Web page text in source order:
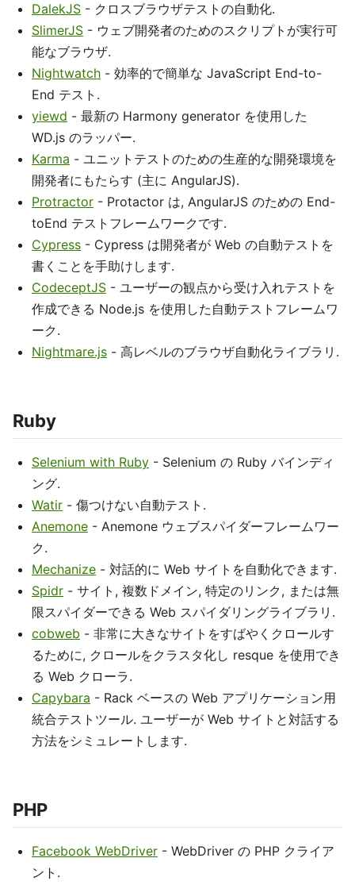
DalekJS - クロスブラウザテストの自動化.
SlimerJS - ウェブ開発者のためのスクリプトが実行可
能なブラウザ.
Nightwatch - 効率的で簡単な JavaScript End-to-
End テスト.
yiewd - 最新の Harmony generator を使用した
WD.js のラッパー.
Karma - ユニットテストのための生産的な開発環境を
開発者にもたらす (主に AngularJS).
Protractor - Protactor は, AngularJS のための End-
toEnd テストフレームワークです.
Cypress - Cypress は開発者が Web の自動テストを
書くことを手助けします.
CodeceptJS - ユーザーの観点から受け入れテストを
作成できる Node.js を使用した自動テストフレームワ
ーク.
Nightmare.js - 高レベルのブラウザ自動化ライブラリ.
Ruby
Selenium with Ruby - Selenium の Ruby バインディ
ング.
Watir - 傷つけない自動テスト.
Anemone - Anemone ウェブスパイダーフレームワー
ク.
Mechanize - 対話的に Web サイトを自動化できます.
Spidr - サイト, 複数ドメイン, 特定のリンク, または無
限スパイダーできる Web スパイダリングライブラリ.
cobweb - 非常に大きなサイトをすばやくクロールす
るために, クロールをクラスタ化し resque を使用でき
る Web クローラ.
Capybara - Rack ベースの Web アプリケーション用
統合テストツール. ユーザーが Web サイトと対話する
方法をシミュレートします.
PHP
Facebook WebDriver - WebDriver の PHP クライア
ント.